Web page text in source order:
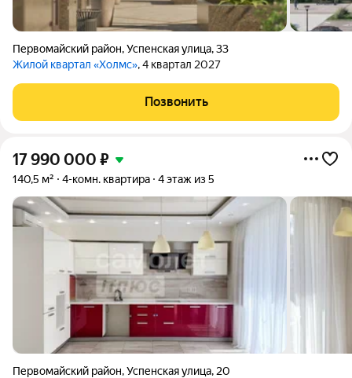
Первомайский район,Успенская улица,33
Жилой квартал «Холмс», 4 квартал 2027
Позвонить
17 990 000 ₽
140,5 м² 4-комн. квартира 4 этаж из 5
Первомайский район,Успенская улица, 20